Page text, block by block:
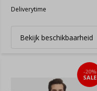
Deliverytime
Bekijk beschikbaarheid
-20%
SALE